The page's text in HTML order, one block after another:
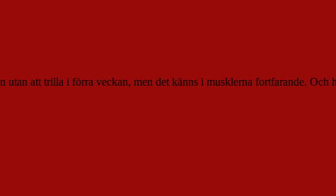
att trilla i förra veckan, men det känns i musklerna fortfarande.